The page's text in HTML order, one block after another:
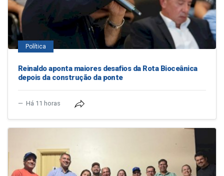
Política
Reinaldo aponta maiores desafios da Rota Bioceânica
depois da construção da ponte
Há 11 horas